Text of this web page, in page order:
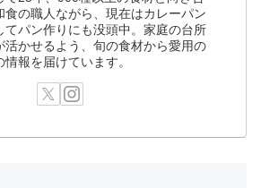
食の職人ながら、現在はカレーパン
てパン作りにも没頭中。家庭の台所
活かせるよう、旬の食材から愛用の
報を届けています。